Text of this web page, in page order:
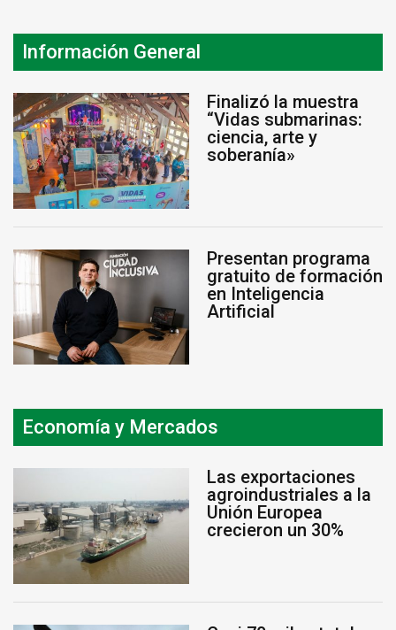
Información General
Finalizó la muestra
“Vidas submarinas:
ciencia, arte y
soberanía»
Presentan programa
gratuito de formación
en Inteligencia
Artificial
Economía y Mercados
Las exportaciones
agroindustriales a la
Unión Europea
crecieron un 30%